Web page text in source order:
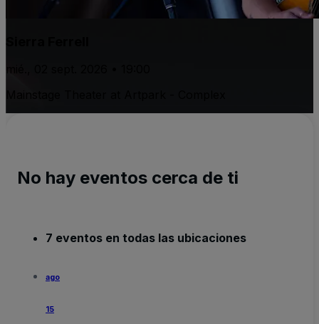
No hay eventos cerca de ti
7 eventos en todas las ubicaciones
ago
15